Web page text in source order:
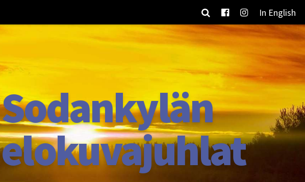
In English
Sodankylän
elokuvajuhlat